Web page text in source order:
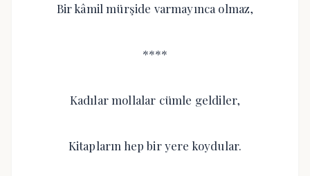
Bir kâmil mürşide varmayınca olmaz,
****
Kadılar mollalar cümle geldiler,
Kitapların hep bir yere koydular.